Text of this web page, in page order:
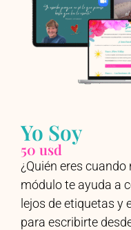
Yo Soy
50 usd
¿Quién eres
módulo te ayuda a
lejos de etiquetas y
para escribirte